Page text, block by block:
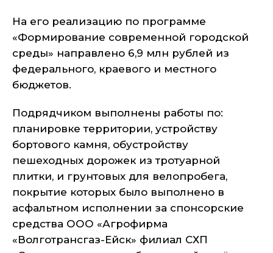
На его реализацию по программе
«Формирование современной городской
среды» направлено 6,9 млн рублей из
федерального, краевого и местного
бюджетов.
Подрядчиком выполнены работы по:
планировке территории, устройству
бортового камня, обустройству
пешеходных дорожек из тротуарной
плитки, и грунтовых для велопробега,
покрытие которых было выполнено в
асфальтном исполнении за спонсорские
средства ООО «Агрофирма
«Волготрансгаз-Ейск» филиал СХП